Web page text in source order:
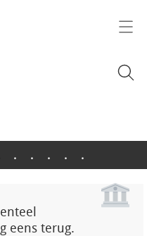
. . . . .
eens terug.